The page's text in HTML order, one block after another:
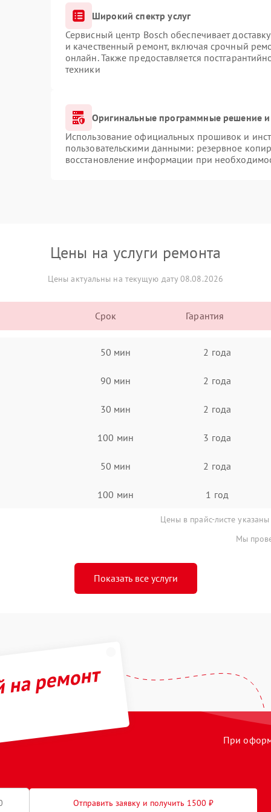
Широкий спектр услуг
Сервисный центр Bosch обеспечивает
и качественный ремонт, включая срочный
онлайн. Также предоставляется
техники
Оригинальные программные решение
Использование официальных прошивок и
пользовательскими данными: резервное
восстановление информации при
Цены на услуги ремонта
Цены актуальны на текущую дату 08.08.2026
Срок Гарантия
50 мин 2 года
90 мин 2 года
30 мин 2 года
100 мин 3 года
50 мин 2 года
100 мин 1 год
Цены в прайс-листе
Мы
Показать все услуги
ремонт
При
Отправить заявку и получить 1500 ₽